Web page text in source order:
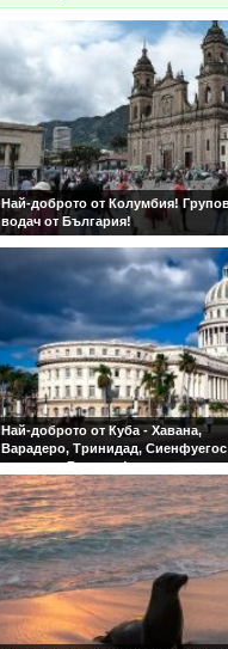
Най-доброто от Колумбия!
водач от България!
Най-доброто от Куба - Хавана,
Варадеро, Тринидад,
долината Винялес!
С водач от България !
места! Обслужване на български